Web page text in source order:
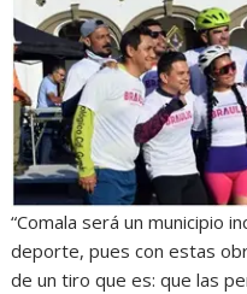
“Comala será un municipio
deporte, pues con estas
de un tiro que es: que las